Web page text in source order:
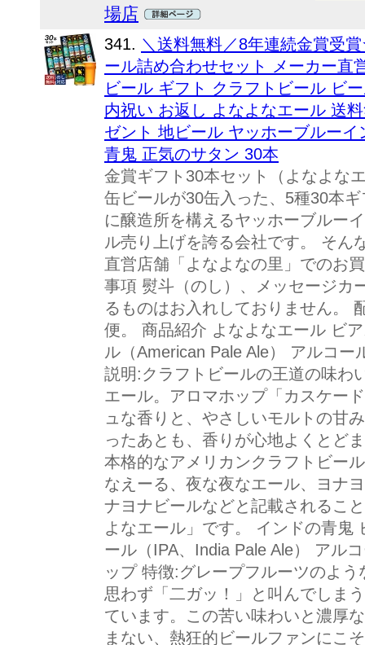
場店
341. ＼送料無料／8年連続金賞受
ール詰め合わせセット メーカー直
ビール ギフト クラフトビール ビ
内祝い お返し よなよなエール 送
ゼント 地ビール ヤッホーブルー
青鬼 正気のサタン 30本
金賞ギフト30本セット（よなよな
缶ビールが30缶入った、5種30本
に醸造所を構えるヤッホーブルー
ル売り上げを誇る会社です。 そん
直営店舗「よなよなの里」でのお
事項 熨斗（のし）、メッセージカ
るものはお入れしておりません。
便。 商品紹介 よなよなエール ビ
ル（American Pale Ale） アルコ
説明:クラフトビールの王道の味わ
エール。アロマホップ「カスケー
ュな香りと、やさしいモルトの甘
ったあとも、香りが心地よくとど
本格的なアメリカンクラフトビー
なえーる、夜な夜なエール、ヨナ
ナヨナビールなどと記載されるこ
よなエール」です。 インドの青鬼
ール（IPA、India Pale Ale） アル
ップ 特徴:グレープフルーツのよ
思わず「二ガッ！」と叫んでしま
ています。この苦い味わいと濃厚
まない、熱狂的ビールファンにこ